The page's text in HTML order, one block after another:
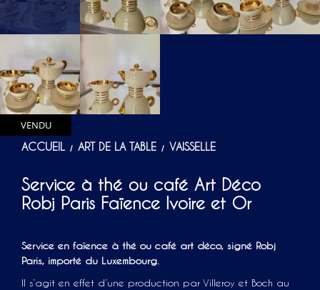
VENDU
ACCUEIL / ART DE LA TABLE / VAISSELLE
Service à thé ou café Art Déco
Robj Paris Faïence Ivoire et Or
Service en faïence à thé ou café art déco, signé Robj
Paris, importé du Luxembourg.
Il s’agit en effet d’une production par Villeroy et Boch au